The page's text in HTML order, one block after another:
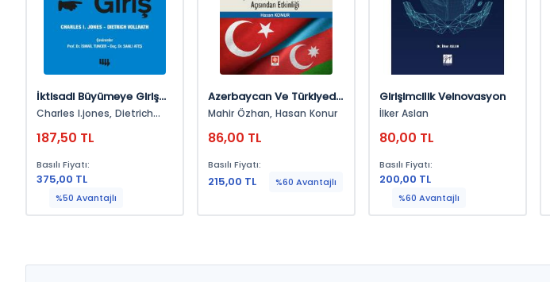
İktisadi Büyümeye Giriş
3.Basımdan Çeviri
Charles I.jones, Dietrich
187,50 TL
Basılı Fiyatı:
375,00 TL
%50 Avantajlı
Azerbaycan Ve Türkiyede
Devletin Ekonomiye
Araçların
Sosyalist Ekonomi
Yaklaşımları Açısından
Mahir Özhan, Hasan Konur
86,00 TL
Basılı Fiyatı:
215,00 TL %60 Avantajlı
Girişimcilik Veinovasyon
İlker Aslan
80,00 TL
Basılı Fiyatı:
200,00 TL
%60 Avantajlı